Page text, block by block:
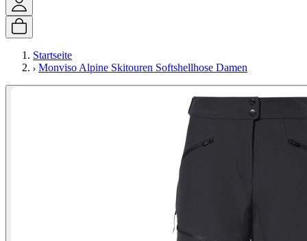
Startseite
Monviso Alpine Skitouren Softshellhose Damen